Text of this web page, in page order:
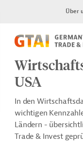
Über
USA
In den
wichtigen
Ländern -
Trade & Invest